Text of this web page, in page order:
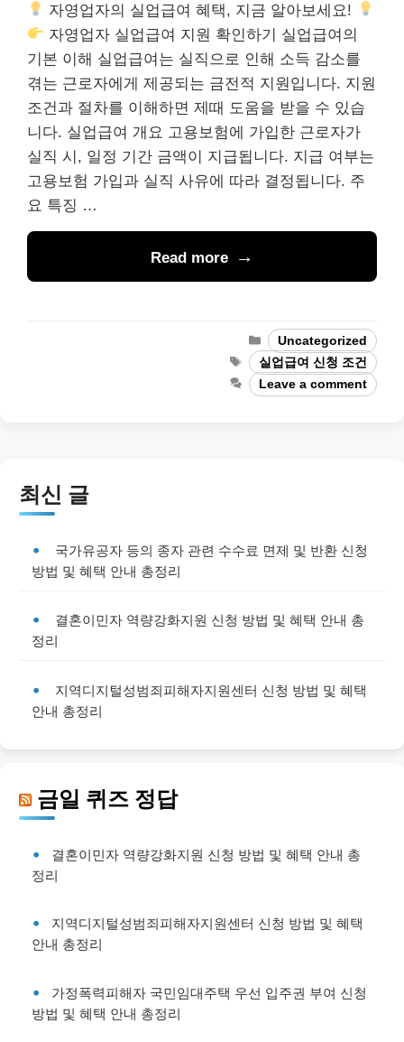
자영업자의 실업급여 혜택, 지금 알아보세요!
자영업자 실업급여 지원 확인하기 실업급여의
기본 이해 실업급여는 실직으로 인해 소득 감소를
겪는 근로자에게 제공되는 금전적 지원입니다. 지원
조건과 절차를 이해하면 제때 도움을 받을 수 있습
니다. 실업급여 개요 고용보험에 가입한 근로자가
실직 시, 일정 기간 금액이 지급됩니다. 지급 여부는
고용보험 가입과 실직 사유에 따라 결정됩니다. 주
요 특징 …
Read more
Categories
Uncategorized
Tags
실업급여 신청 조건
Leave a comment
최신 글
국가유공자 등의 종자 관련 수수료 면제 및 반환 신청
방법 및 혜택 안내 총정리
결혼이민자 역량강화지원 신청 방법 및 혜택 안내 총
정리
지역디지털성범죄피해자지원센터 신청 방법 및 혜택
안내 총정리
금일 퀴즈 정답
결혼이민자 역량강화지원 신청 방법 및 혜택 안내 총
정리
지역디지털성범죄피해자지원센터 신청 방법 및 혜택
안내 총정리
가정폭력피해자 국민임대주택 우선 입주권 부여 신청
방법 및 혜택 안내 총정리